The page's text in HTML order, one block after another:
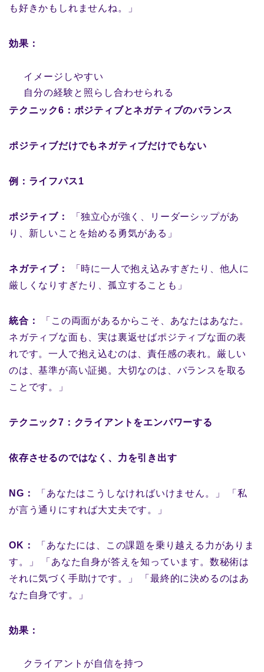
も好きかもしれませんね。」
効果：
イメージしやすい
自分の経験と照らし合わせられる
テクニック6：ポジティブとネガティブのバランス
ポジティブだけでもネガティブだけでもない
例：ライフパス1
ポジティブ：
「独立心が強く、リーダーシップがあ
り、新しいことを始める勇気がある」
ネガティブ：
「時に一人で抱え込みすぎたり、他人に
厳しくなりすぎたり、孤立することも」
統合：
「この両面があるからこそ、あなたはあなた。
ネガティブな面も、実は裏返せばポジティブな面の表
れです。一人で抱え込むのは、責任感の表れ。厳しい
のは、基準が高い証拠。大切なのは、バランスを取る
ことです。」
テクニック7：クライアントをエンパワーする
依存させるのではなく、力を引き出す
NG：
「あなたはこうしなければいけません。」 「私
が言う通りにすれば大丈夫です。」
OK：
「あなたには、この課題を乗り越える力がありま
す。」 「あなた自身が答えを知っています。数秘術は
それに気づく手助けです。」 「最終的に決めるのはあ
なた自身です。」
効果：
クライアントが自信を持つ